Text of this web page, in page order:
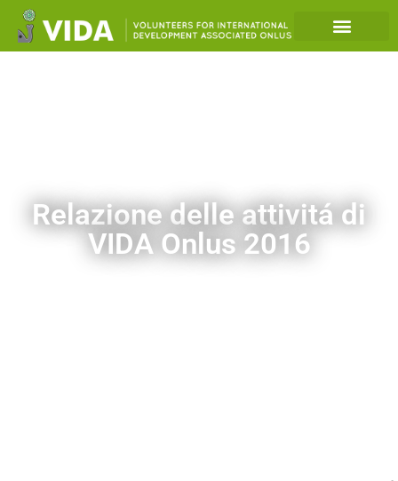
Relazione delle attivitá di
VIDA Onlus 2016